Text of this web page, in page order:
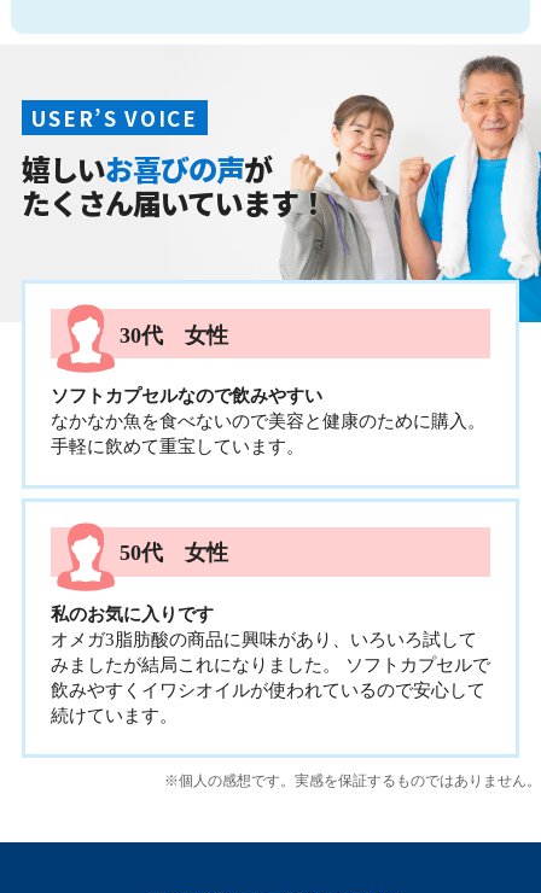
USER’S VOICE
嬉しいお喜びの声が
たくさん届いています！
30代 女性
ソフトカプセルなので飲みやすい
なかなか魚を食べないので美容と健康のために購入。
手軽に飲めて重宝しています。
50代 女性
私のお気に入りです
オメガ3脂肪酸の商品に興味があり、いろいろ試して
みましたが結局これになりました。 ソフトカプセルで
飲みやすくイワシオイルが使われているので安心して
続けています。
※個人の感想です。実感を保証するものではありません。